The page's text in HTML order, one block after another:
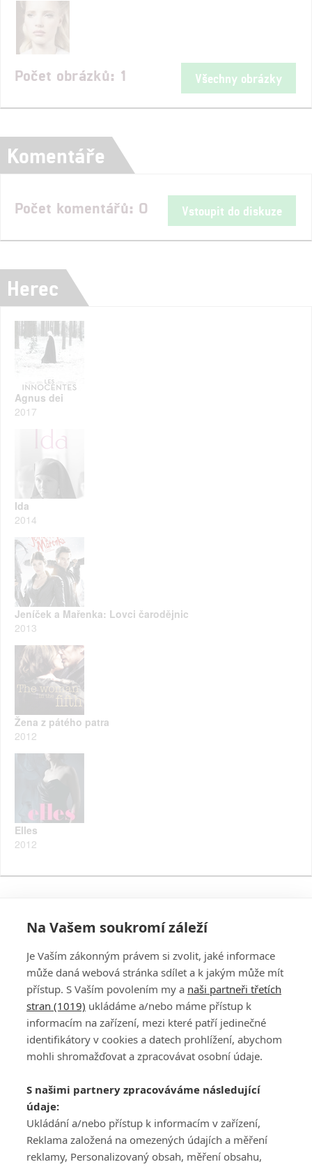
Počet obrázků: 1 Všechny obrázky
Komentáře
Počet komentářů: 0 Vstoupit do diskuze
Herec
Agnus dei
2017
Ida
2014
Jeníček a Mařenka: Lovci čarodějnic
2013
Žena z pátého patra
2012
Elles
2012
PŘIHLÁSIT
REGISTROVAT
DISKUZE
Šéfredaktorkou webu jePetr Slavík, e-mailserialy@fandimefilmu.cz
Máte-li zájem o inzerci na našem webu napište nám na e-mail
studio@koncal.com
Ochrana osobních údajů|Zásady používání cookies |Pravidla webu
Upravit nastavení soukromí
Na Vašem soukromí záleží
Je Vaším zákonným právem si zvolit, jaké informace
může daná webová stránka sdílet a k jakým může mít
přístup. S Vaším povolením my a naši partneři třetích
stran (1019) ukládáme a/nebo máme přístup k
informacím na zařízení, mezi které patří jedinečné
identifikátory v cookies a datech prohlížení, abychom
mohli shromažďovat a zpracovávat osobní údaje.
S našimi partnery zpracováváme následující
údaje:
Ukládání a/nebo přístup k informacím v zařízení,
Reklama založená na omezených údajích a měření
reklamy, Personalizovaný obsah, měření obsahu,